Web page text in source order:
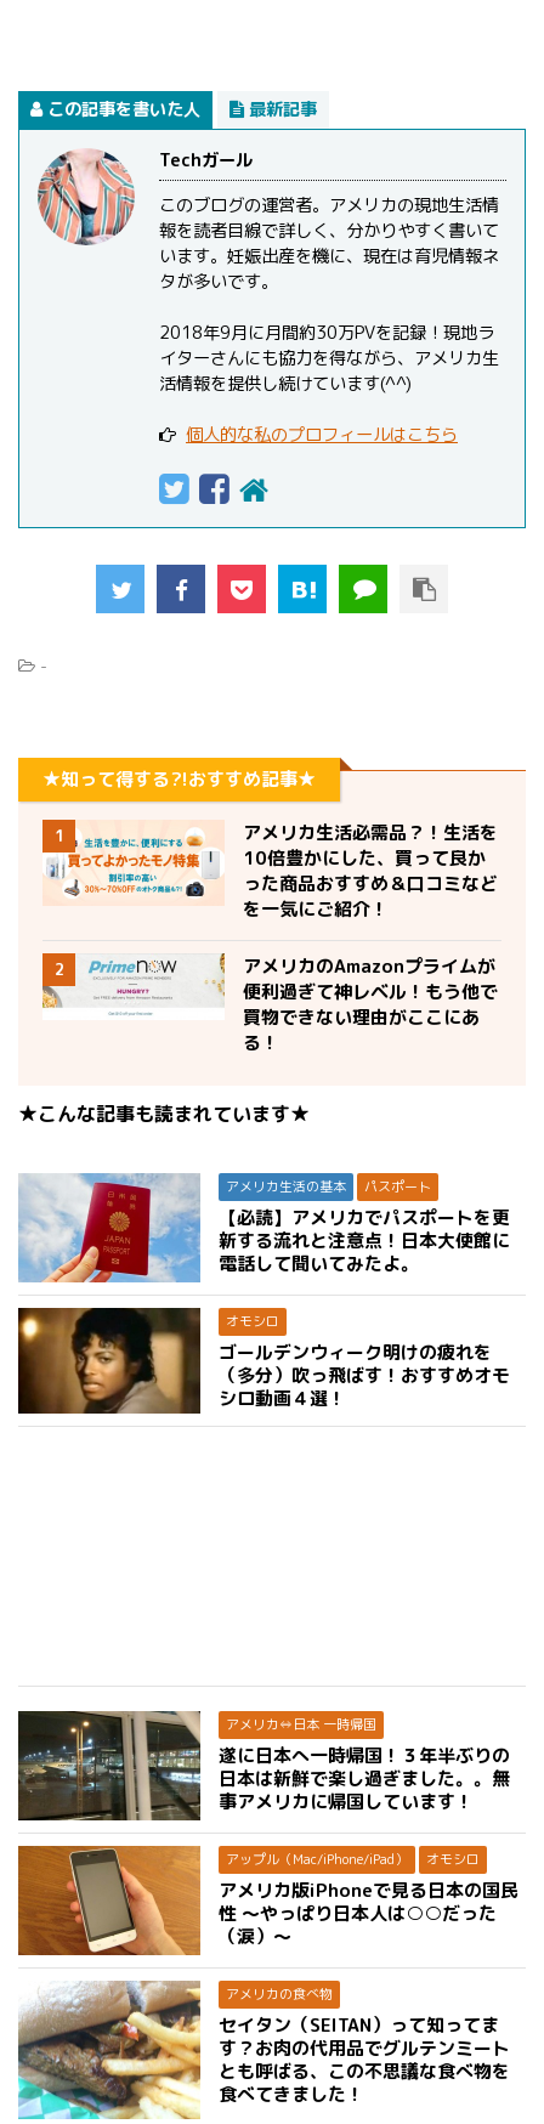
この記事を書いた人 最新記事
Techガール
このブログの運営者。アメリカの現地生活情
報を読者目線で詳しく、分かりやすく書いて
います。妊娠出産を機に、現在は育児情報ネ
タが多いです。
2018年9月に月間約30万PVを記録！現地ラ
イターさんにも協力を得ながら、アメリカ生
活情報を提供し続けています(^^)
個人的な私のプロフィールはこちら
-
★知って得する?!おすすめ記事★
1
アメリカ生活必需品？！生活を
10倍豊かにした、買って良か
った商品おすすめ＆口コミなど
を一気にご紹介！
2
アメリカのAmazonプライムが
便利過ぎて神レベル！もう他で
買物できない理由がここにあ
る！
★こんな記事も読まれています★
アメリカ生活の基本 パスポート
【必読】アメリカでパスポートを更
新する流れと注意点！日本大使館に
電話して聞いてみたよ。
オモシロ
ゴールデンウィーク明けの疲れを
（多分）吹っ飛ばす！おすすめオモ
シロ動画４選！
アメリカ⇔日本 一時帰国
遂に日本へ一時帰国！３年半ぶりの
日本は新鮮で楽し過ぎました。。無
事アメリカに帰国しています！
アップル（Mac/iPhone/iPad） オモシロ
アメリカ版iPhoneで見る日本の国民
性 〜やっぱり日本人は○○だった
（涙）〜
アメリカの食べ物
セイタン（SEITAN）って知ってま
す？お肉の代用品でグルテンミート
とも呼ばる、この不思議な食べ物を
食べてきました！